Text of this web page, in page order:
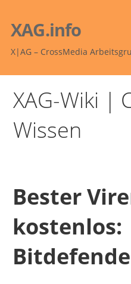
Inhalt
springen
XAG.info
X|AG – CrossMedia
XAG-Wiki |
Wissen
Bester
kostenlos: